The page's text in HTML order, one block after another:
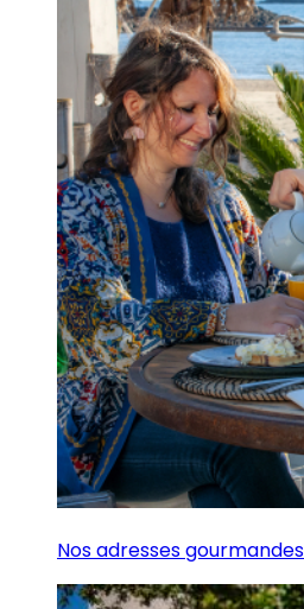
Nos adresses